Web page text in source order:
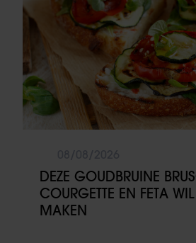
DEZE GOUDBRUINE
COURGETTE EN FETA
MAKEN